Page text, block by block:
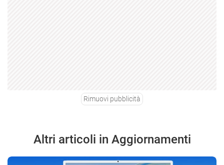
Rimuovi pubblicità
Altri articoli in Aggiornamenti